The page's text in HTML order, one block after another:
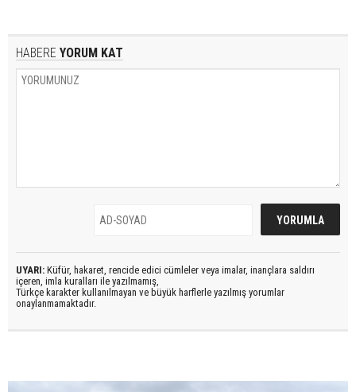
HABERE YORUM KAT
UYARI: Küfür, hakaret, rencide edici cümleler veya imalar, inançlara saldırı
içeren, imla kuralları ile yazılmamış,
Türkçe karakter kullanılmayan ve büyük harflerle yazılmış yorumlar
onaylanmamaktadır.